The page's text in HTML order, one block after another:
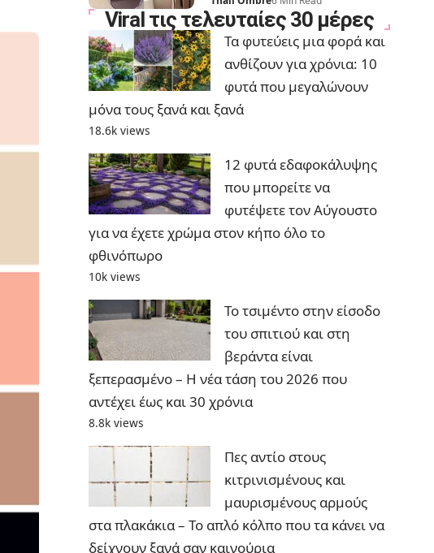
Viral τις τελευταίες 30 μέρες
Τα φυτεύεις μια φορά και
ανθίζουν για χρόνια: 10
φυτά που μεγαλώνουν
μόνα τους ξανά και ξανά
18.6k views
12 φυτά εδαφοκάλυψης
που μπορείτε να
φυτέψετε τον Αύγουστο
για να έχετε χρώμα στον κήπο όλο το
φθινόπωρο
10k views
Το τσιμέντο στην είσοδο
του σπιτιού και στη
βεράντα είναι
ξεπερασμένο – Η νέα τάση του 2026 που
αντέχει έως και 30 χρόνια
8.8k views
Πες αντίο στους
κιτρινισμένους και
μαυρισμένους αρμούς
στα πλακάκια – Το απλό κόλπο που τα κάνει να
δείχνουν ξανά σαν καινούρια